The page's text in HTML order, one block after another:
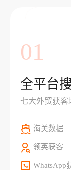
01
全平台
七大外贸获客
海关数据
领英获客
WhatsApp